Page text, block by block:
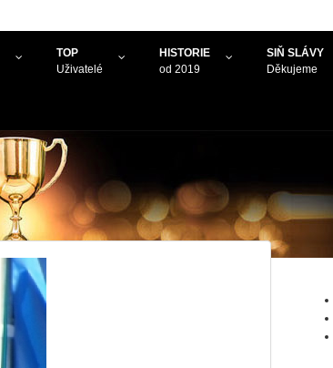
TOP
Uživatelé
HISTORIE
od 2019
SIŇ SLÁVY
Děkujeme